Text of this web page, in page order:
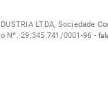
LTDA, Sociedade
Nº. 29.345.741/0001-96 -